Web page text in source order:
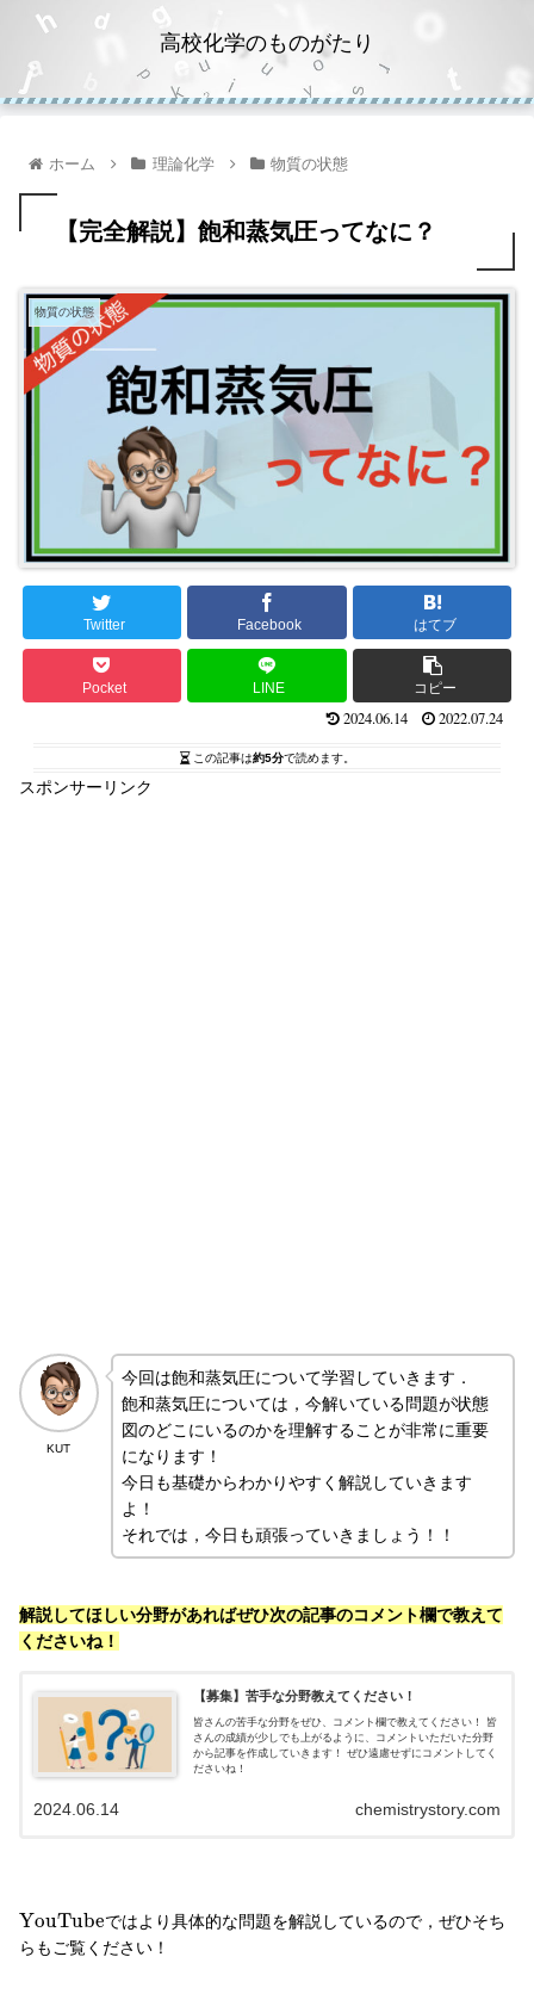
高校化学のものがたり
ホーム 理論化学 物質の状態
【完全解説】飽和蒸気圧ってなに？
物質の状態
Twitter Facebook はてブ
Pocket LINE コピー
2024.06.14 2022.07.24
この記事は約5分で読めます。
スポンサーリンク
KUT
今回は飽和蒸気圧について学習していきます．
飽和蒸気圧については，今解いている問題が状態
図のどこにいるのかを理解することが非常に重要
になります！
今日も基礎からわかりやすく解説していきます
よ！
それでは，今日も頑張っていきましょう！！
解説してほしい分野があればぜひ次の記事のコメント欄で教えて
くださいね！
【募集】苦手な分野教えてください！
皆さんの苦手な分野をぜひ、コメント欄で教えてください！ 皆
さんの成績が少しでも上がるように、コメントいただいた分野
から記事を作成していきます！ ぜひ遠慮せずにコメントしてく
ださいね！
chemistrystory.com
2024.06.14
YouTubeではより具体的な問題を解説しているので，ぜひそち
らもご覧ください！